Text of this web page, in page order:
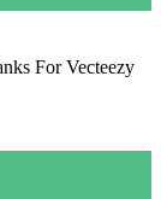
For Vecteezy